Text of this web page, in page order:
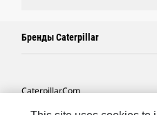
Бренды Caterpillar
Caterpillar.com